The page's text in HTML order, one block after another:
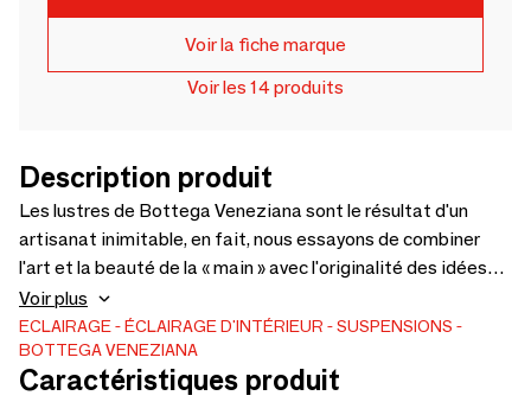
Voir la fiche marque
Voir les 14 produits
Description produit
Les lustres de Bottega Veneziana sont le résultat d'un
artisanat inimitable, en fait, nous essayons de combiner
l'art et la beauté de la « main » avec l'originalité des idées
esthétiques toujours nouvelles.COROLLE est le résultat de
cette combinaison de tradition et de créativité qui se
conjuguent dans ce magnifique modèle qui ressemble à un
bouchet de fleurs. Il a été fait « sur mesure » pour un ancien
Voir plus
ECLAIRAGE ÉCLAIRAGE D'INTÉRIEUR
SUSPENSIONS
BOTTEGA VENEZIANA
Caractéristiques produit